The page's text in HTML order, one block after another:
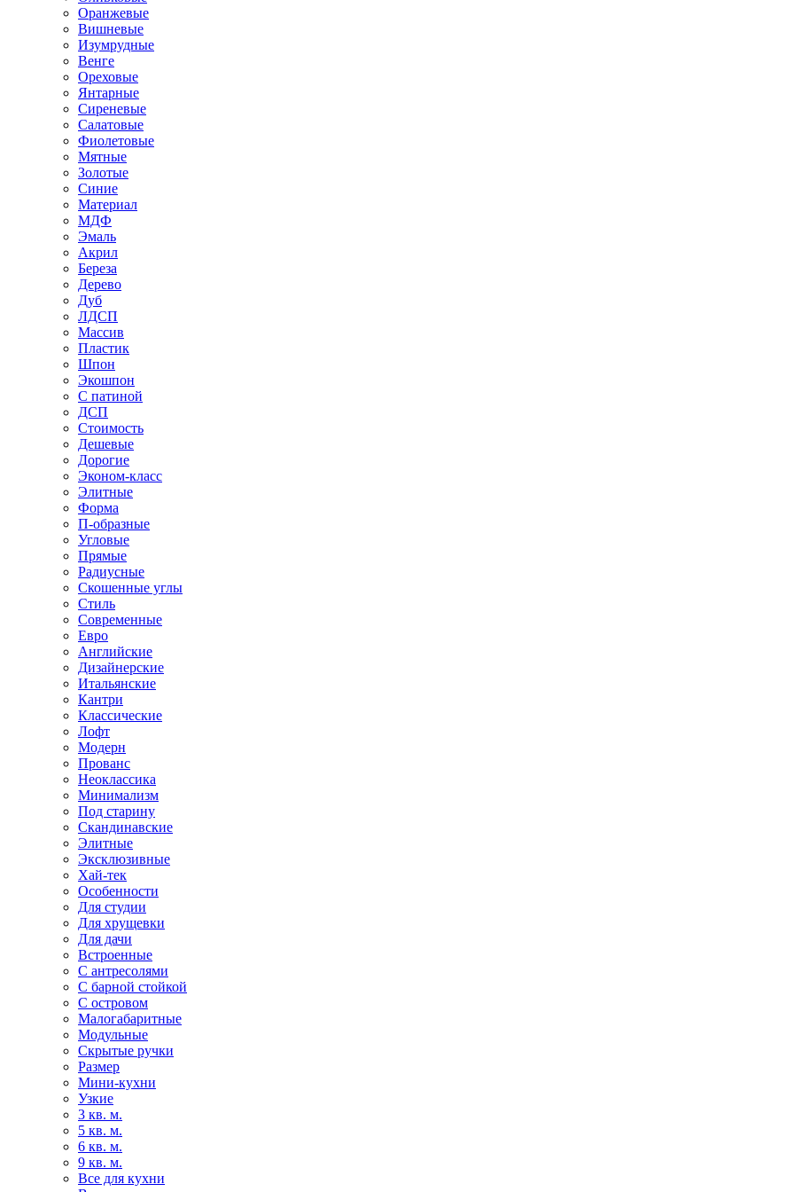
Оранжевые
Вишневые
Изумрудные
Венге
Ореховые
Янтарные
Сиреневые
Салатовые
Фиолетовые
Мятные
Золотые
Синие
Материал
МДФ
Эмаль
Акрил
Береза
Дерево
Дуб
ЛДСП
Массив
Пластик
Шпон
Экошпон
С патиной
ДСП
Стоимость
Дешевые
Дорогие
Эконом-класс
Элитные
Форма
П-образные
Угловые
Прямые
Радиусные
Скошенные углы
Стиль
Современные
Евро
Английские
Дизайнерские
Итальянские
Кантри
Классические
Лофт
Модерн
Прованс
Неоклассика
Минимализм
Под старину
Скандинавские
Элитные
Эксклюзивные
Хай-тек
Особенности
Для студии
Для хрущевки
Для дачи
Встроенные
С антресолями
С барной стойкой
С островом
Малогабаритные
Модульные
Скрытые ручки
Размер
Мини-кухни
Узкие
3 кв. м.
5 кв. м.
6 кв. м.
9 кв. м.
Все для кухни